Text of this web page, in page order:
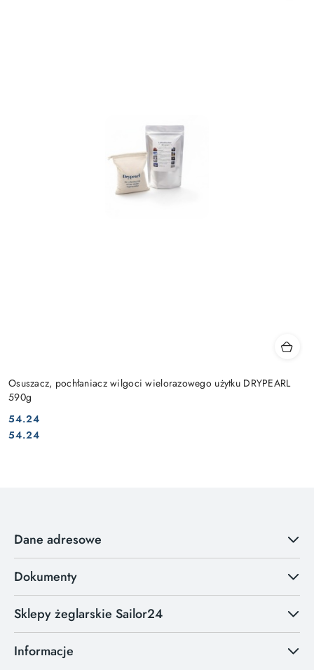
Osuszacz, pochłaniacz wilgoci wielorazowego użytku DRYPEARL
590g
Cena:
54.24
Cena:
54.24
Dane adresowe
Dokumenty
Sklepy żeglarskie Sailor24
Informacje